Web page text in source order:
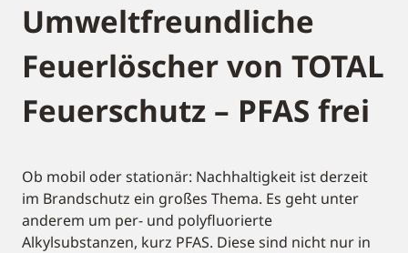
Umweltfreundliche
Feuerlöscher von TOTAL
Feuerschutz – PFAS frei
Ob mobil oder stationär: Nachhaltigkeit ist derzeit
im Brandschutz ein großes Thema. Es geht unter
anderem um per- und polyfluorierte
Alkylsubstanzen, kurz PFAS. Diese sind nicht nur in